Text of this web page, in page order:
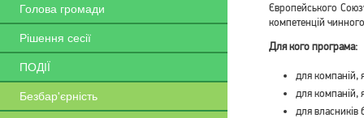
Голова громади
Рішення сесії
ПОДІЇ
Безбар'єрність
Європейського
компетенцій
Для кого програма:
для компаній,
для компаній,
для власників